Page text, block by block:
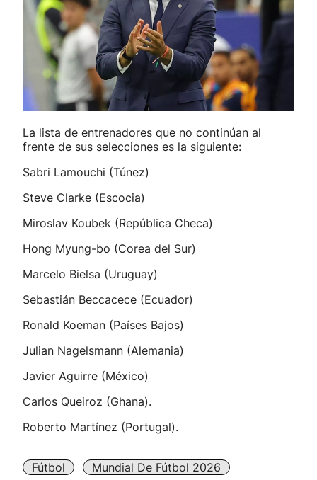
La lista de entrenadores que no continúan al
frente de sus selecciones es la siguiente:
Sabri Lamouchi (Túnez)
Steve Clarke (Escocia)
Miroslav Koubek (República Checa)
Hong Myung-bo (Corea del Sur)
Marcelo Bielsa (Uruguay)
Sebastián Beccacece (Ecuador)
Ronald Koeman (Países Bajos)
Julian Nagelsmann (Alemania)
Javier Aguirre (México)
Carlos Queiroz (Ghana).
Roberto Martínez (Portugal).
Fútbol Mundial De Fútbol 2026